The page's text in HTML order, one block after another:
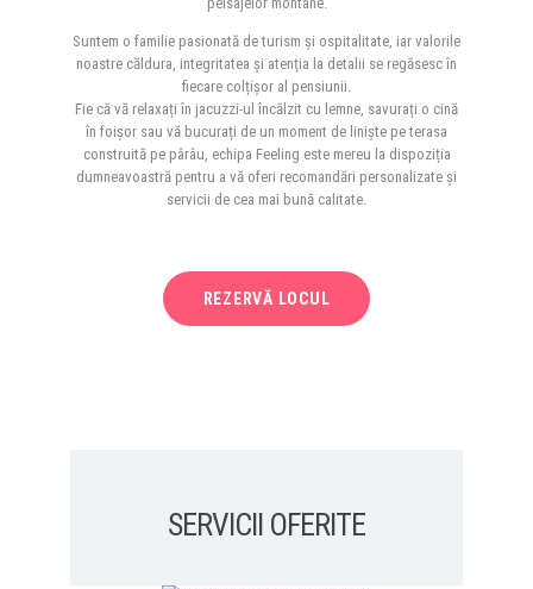
Suntem o familie pasionată de turism și ospitalitate, iar valorile
noastre căldura, integritatea și atenția la detalii se regăsesc în
fiecare colțișor al pensiunii.
Fie că vă relaxați în jacuzzi-ul încălzit cu lemne, savurați o cină
în foișor sau vă bucurați de un moment de liniște pe terasa
construită pe pârâu, echipa Feeling este mereu la dispoziția
dumneavoastră pentru a vă oferi recomandări personalizate și
servicii de cea mai bună calitate.
REZERVĂ LOCUL
SERVICII OFERITE